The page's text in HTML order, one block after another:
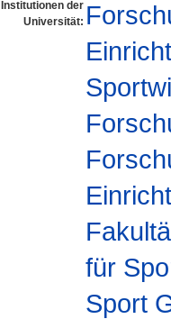
Institutionen der
Universität:
für
Sport